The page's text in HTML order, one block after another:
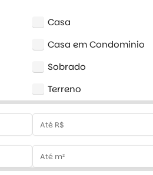
Casa
Casa em Condominio
Sobrado
Terreno